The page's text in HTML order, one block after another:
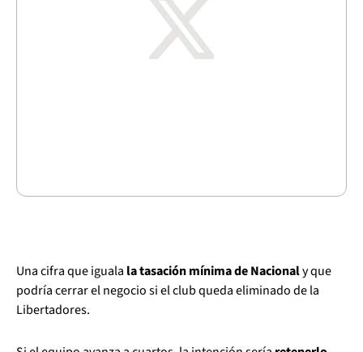
Una cifra que iguala la tasación mínima de Nacionaly que
podría cerrar el negocio si el club queda eliminado de la
Libertadores.